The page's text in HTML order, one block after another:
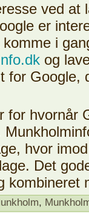
ved at
er
i
og
for Google,
for hvornår
hvor
Det
kombineret
,